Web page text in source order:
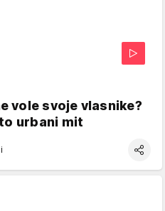
vole svoje vlasnike?
urbani mit